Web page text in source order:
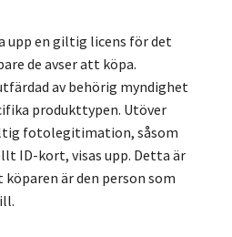
upp en giltig licens för det
de avser att köpa.
av behörig myndighet
produkttypen. Utöver
fotolegitimation, såsom
ID-kort, visas upp. Detta är
är den person som